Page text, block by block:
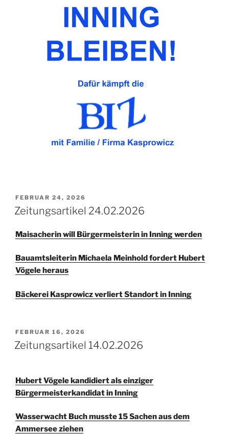
VERÖFFENTLICHT
AM
FEBRUAR 24, 2026
Zeitungsartikel 24.02.2026
Maisacherin will Bürgermeisterin in Inning werden
Bauamtsleiterin Michaela Meinhold fordert Hubert
Vögele heraus
Bäckerei Kasprowicz verliert Standort in Inning
VERÖFFENTLICHT
AM
FEBRUAR 16, 2026
Zeitungsartikel 14.02.2026
Hubert Vögele kandidiert als einziger
Bürgermeisterkandidat in Inning
Wasserwacht Buch musste 15 Sachen aus dem
Ammersee ziehen